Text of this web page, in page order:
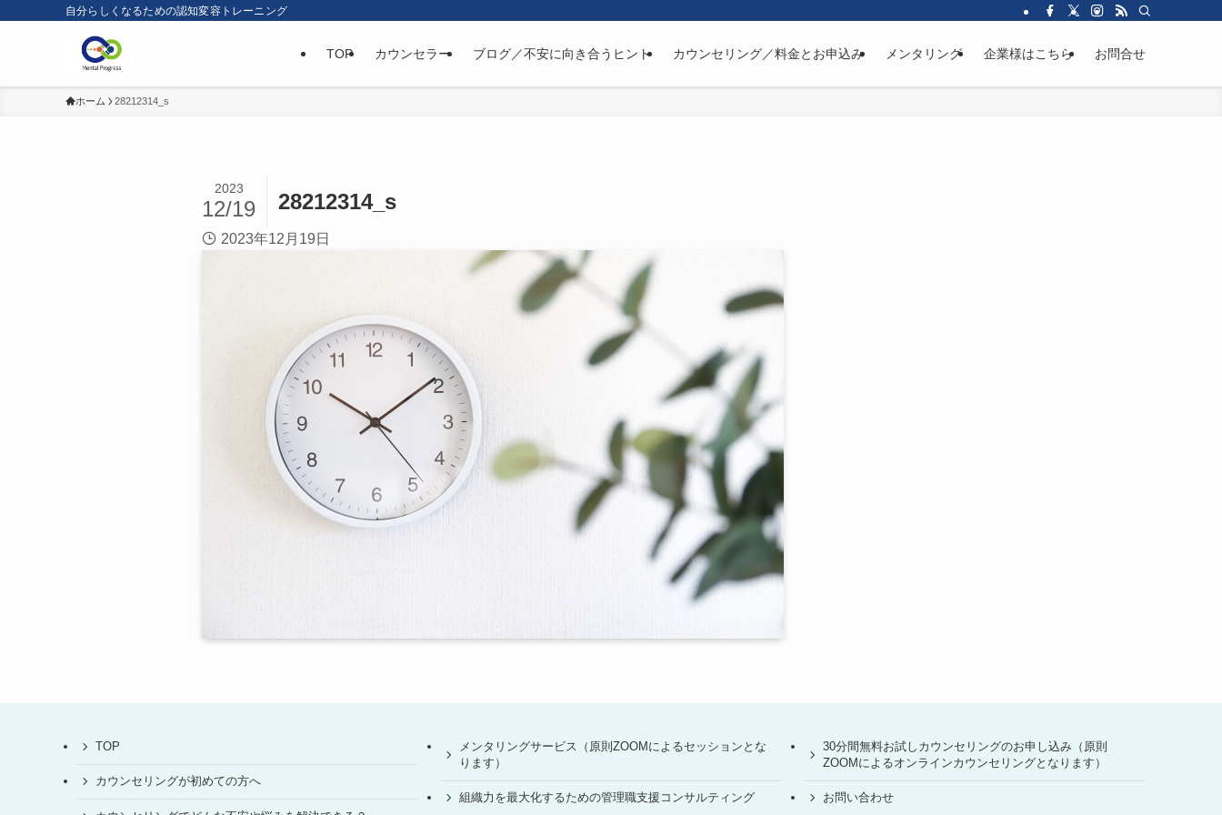
自分らしくなるための認知変容トレーニング
TOP カウンセラー ブログ／不安に向き合うヒント カウンセリング／料金とお申込み メンタリング 企業様はこちら お問合せ
ホーム 28212314_s
28212314_s
2023
12/19
2023年12月19日
TOP
カウンセリングが初めての方へ
メンタリングサービス（原則ZOOMによるセッションとな
ります）
組織力を最大化するための管理職支援コンサルティング
30分間無料お試しカウンセリングのお申し込み（原則
ZOOMによるオンラインカウンセリングとなります）
お問い合わせ